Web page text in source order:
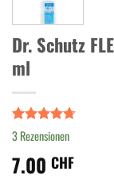
Dr. Schutz
ml
Bewertet
mit4.67
von 5,
basierend
3
3Rezensionen
7.00 CHF